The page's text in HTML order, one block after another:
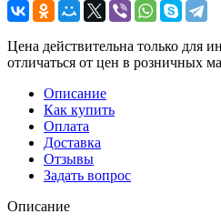
Цена действительна только для
отличаться от цен в розничных
Описание
Как купить
Оплата
Доставка
Отзывы
Задать вопрос
Описание